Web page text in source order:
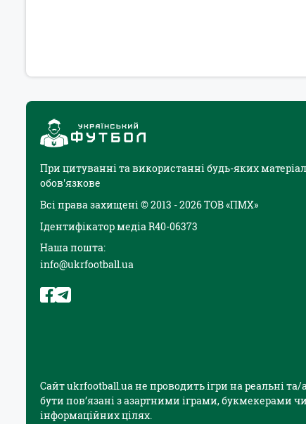
При цитуванні та використанні будь-яких
обов'язкове
Всі права захищені © 2013 - 2026 ТОВ «ПМХ»
Ідентифікатор медіа R40-06373
Наша пошта:
info@ukrfootball.ua
Сайт ukrfootball.ua не проводить ігри на реальні
бути пов’язані з азартними іграми, букмекерами
інформаційних цілях.